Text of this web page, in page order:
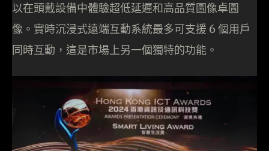
以在頭戴設備中體驗超低延遲和高品質圖像卓圖
像。實時沉浸式遠端互動系統最多可支援 6 個用戶
同時互動，這是市場上另一個獨特的功能。